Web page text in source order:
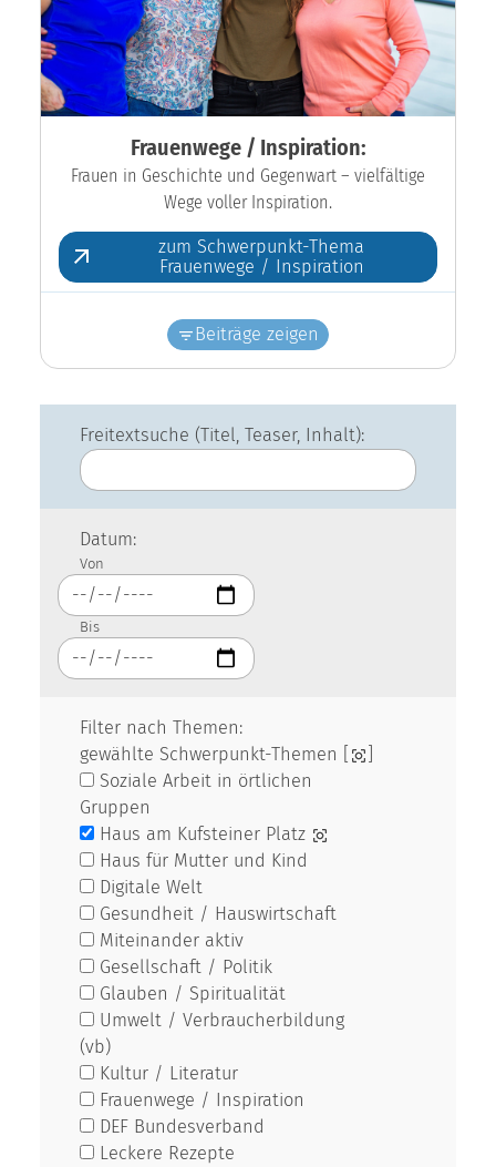
Frauenwege / Inspiration:
Frauen in Geschichte und Gegenwart – vielfältige
Wege voller Inspiration.
zum Schwerpunkt-Thema
Frauenwege / Inspiration
Beiträge zeigen
Freitextsuche (Titel, Teaser, Inhalt):
Datum:
Von
Bis
Filter nach Themen:
gewählte Schwerpunkt-Themen [
Soziale Arbeit in örtlichen
Gruppen
Haus am Kufsteiner Platz
Haus für Mutter und Kind
Digitale Welt
Gesundheit / Hauswirtschaft
Miteinander aktiv
Gesellschaft / Politik
Glauben / Spiritualität
Umwelt / Verbraucherbildung
(vb)
Kultur / Literatur
Frauenwege / Inspiration
DEF Bundesverband
Leckere Rezepte